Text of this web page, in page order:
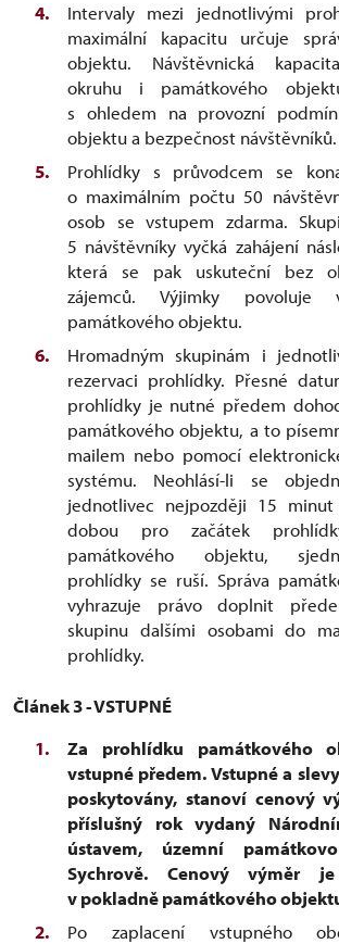
Intervaly mezi jednotlivými
maximální kapacitu určuje
objektu. Návštěvnická
okruhu i památkového
s ohledem na provozní
objektu a bezpečnost návštěvníků.
Prohlídky s průvodcem se
o maximálním počtu 50
osob se vstupem zdarma.
5 návštěvníky vyčká zahájení
která se pak uskuteční bez
zájemců. Výjimky povoluje
památkového objektu.
Hromadným skupinám i
rezervaci prohlídky. Přesné
prohlídky je nutné předem
památkového objektu, a to
mailem nebo pomocí
systému. Neohlásí-li se
jednotlivec nejpozději 15
dobou pro začátek
památkového objektu,
prohlídky se ruší. Správa
vyhrazuje právo doplnit
skupinu dalšími osobami do
prohlídky.
Článek 3 - VSTUPNÉ
Za prohlídku památkového
vstupné předem. Vstupné a
poskytovány, stanoví cenový
příslušný rok vydaný
ústavem, územní
Sychrově. Cenový výměr
v pokladně památkového
Po zaplacení vstupného